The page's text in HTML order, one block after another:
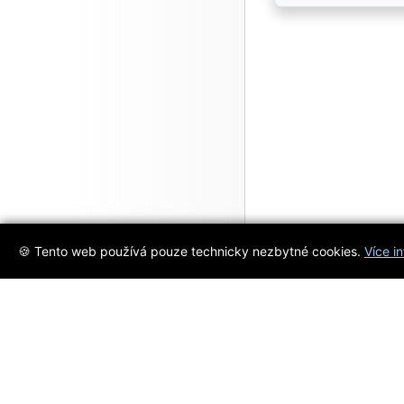
🍪 Tento web používá pouze technicky nezbytné cookies. Více